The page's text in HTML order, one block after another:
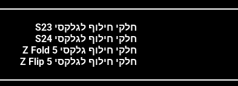
חלקי חילוף לגלקסי S23
חלקי חילוף לגלקסי S24
חלקי חילוף גלקסי Z Fold 5
חלקי חילוף לגלקסי Z Flip 5